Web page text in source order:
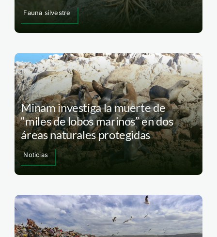
Fauna silvestre
Minam investiga la muerte de
“miles de lobos marinos” en dos
áreas naturales protegidas
Noticias